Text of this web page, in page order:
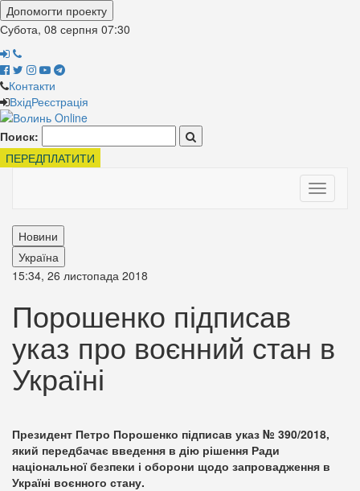
Допомогти проекту
Субота, 08 серпня 07:30
Контакти
ВхідРеєстрація
Поиск:
ПЕРЕДПЛАТИТИ
Toggle
Новини
Україна
15:34, 26 листопада 2018
Порошенко підписав
указ про воєнний стан в
Україні
Президент Петро Порошенко підписав указ № 390/2018,
який передбачає введення в дію рішення Ради
національної безпеки і оборони щодо запровадження в
Україні воєнного стану.